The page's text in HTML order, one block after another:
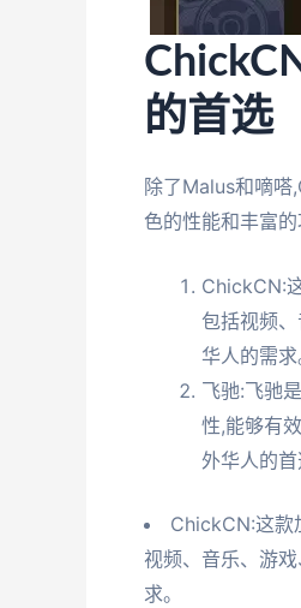
的首选
除了Malus和嘀嗒
色的性能和丰富
ChickCN:
包括视频
华人的需求
飞驰:飞驰
性,能够有
外华人的首
ChickCN:这款
视频、音乐、游
求。